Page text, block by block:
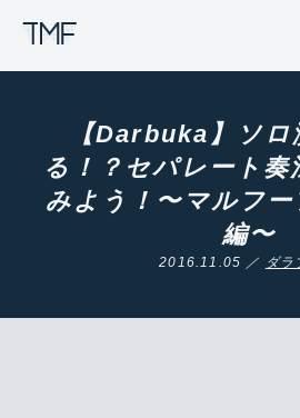
【Darbuka】ソロ
る！？セパレート奏
みよう！〜マルフ
編〜
2016.11.05 ／ ダラ